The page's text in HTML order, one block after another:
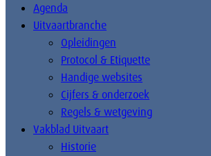
Agenda
Uitvaartbranche
Opleidingen
Protocol & Etiquette
Handige websites
Cijfers & onderzoek
Regels & wetgeving
Vakblad Uitvaart
Historie